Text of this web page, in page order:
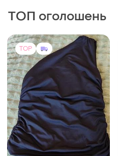
ТОП оголошень
TOP